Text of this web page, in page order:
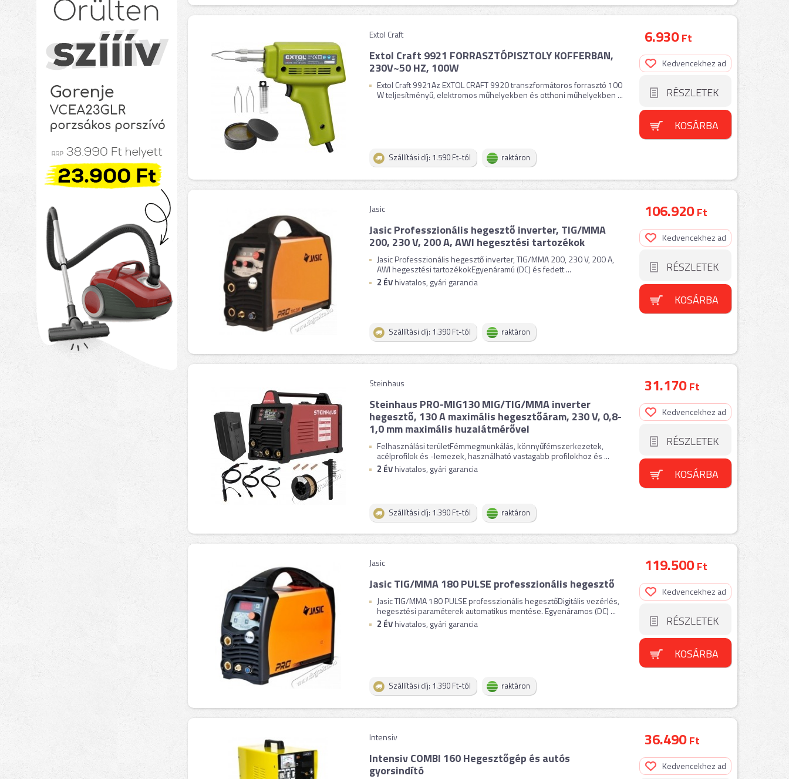
Extol Craft
Extol Craft 9921 FORRASZTÓPISZTOLY KOFFERBAN,
230V~50 HZ, 100W
Extol Craft 9921Az EXTOL CRAFT 9920 transzformátoros forrasztó 100
W teljesítményű, elektromos műhelyekben és otthoni műhelyekben ...
Szállítási díj: 1.590 Ft-tól raktáron
6.930Ft
Kedvencekhez ad
RÉSZLETEK
KOSÁRBA
Jasic
Jasic Professzionális hegesztő inverter, TIG/MMA
200, 230 V, 200 A, AWI hegesztési tartozékok
Jasic Professzionális hegesztő inverter, TIG/MMA 200, 230 V, 200 A,
AWI hegesztési tartozékokEgyenáramú (DC) és fedett ...
2 ÉVhivatalos, gyári garancia
Szállítási díj: 1.390 Ft-tól raktáron
106.920Ft
Kedvencekhez ad
RÉSZLETEK
KOSÁRBA
Steinhaus
Steinhaus PRO-MIG130 MIG/TIG/MMA inverter
hegesztő, 130 A maximális hegesztőáram, 230 V, 0,8-
1,0 mm maximális huzalátmérővel
Felhasználási területFémmegmunkálás, könnyűfémszerkezetek,
acélprofilok és -lemezek, használható vastagabb profilokhoz és ...
2 ÉVhivatalos, gyári garancia
Szállítási díj: 1.390 Ft-tól raktáron
31.170Ft
Kedvencekhez ad
RÉSZLETEK
KOSÁRBA
Jasic
Jasic TIG/MMA 180 PULSE professzionális hegesztő
Jasic TIG/MMA 180 PULSE professzionális hegesztőDigitális vezérlés,
hegesztési paraméterek automatikus mentése. Egyenáramos (DC) ...
2 ÉVhivatalos, gyári garancia
Szállítási díj: 1.390 Ft-tól raktáron
119.500Ft
Kedvencekhez ad
RÉSZLETEK
KOSÁRBA
Intensiv
Intensiv COMBI 160 Hegesztőgép és autós
gyorsindító
36.490Ft
Kedvencekhez ad